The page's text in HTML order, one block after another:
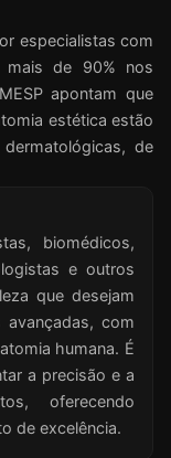
especialistas com
mais de 90% nos
apontam que
estética estão
de
biomédicos,
e outros
que desejam
avançadas, com
humana. É
a precisão e a
oferecendo
de excelência.